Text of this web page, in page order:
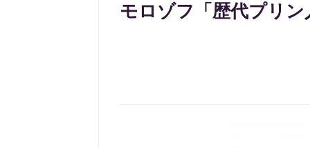
モロゾフ「歴代プリ